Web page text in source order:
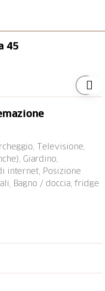
45
6.4 km, porto
Televisione,
Giardino,
internet, Posizione
Bagno / doccia, fridge